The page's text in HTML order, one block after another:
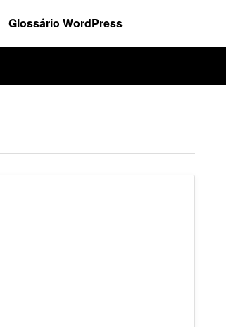
Glossário WordPress